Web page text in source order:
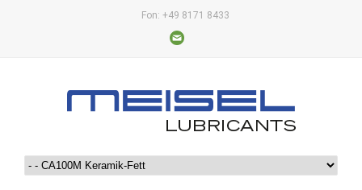
Fon: +49 8171 8433